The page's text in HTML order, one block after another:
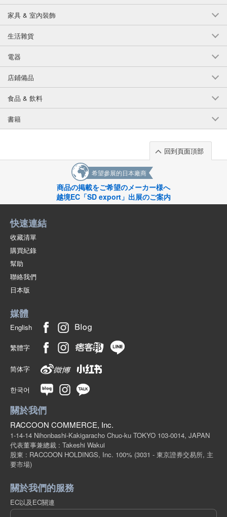
家具 & 室內裝飾
生活雜貨
電器
店鋪備品
食品 & 飲料
書籍
回到頁面頂部
希望參展的日本廠商
商品の掲載をご希望のメーカー様へ
越境EC「SD export」出展のご案内
快速連結
收藏清單
購買紀錄
幫助
聯絡我們
日本版
媒體
English
繁體字
简体字
한국어
關於我們
RACCOON COMMERCE, Inc.
1-14-14 Nihonbashi-Kakigaracho Chuo-ku TOKYO 103-0014, JAPAN
代表董事兼總裁 : Takeshi Wakui
股東 : RACCOON HOLDINGS, Inc. 100% (3031 - 東京證券交易所, 主
要市場)
關於我們的服務
EC以及EC關連